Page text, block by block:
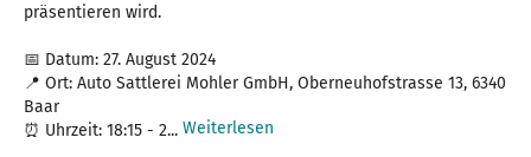
präsentieren wird.
📅 Datum: 27. August 2024
📍 Ort: Auto Sattlerei Mohler GmbH, Oberneuhofstrasse 13, 6340
Baar
⏰ Uhrzeit: 18:15 - 2... Weiterlesen